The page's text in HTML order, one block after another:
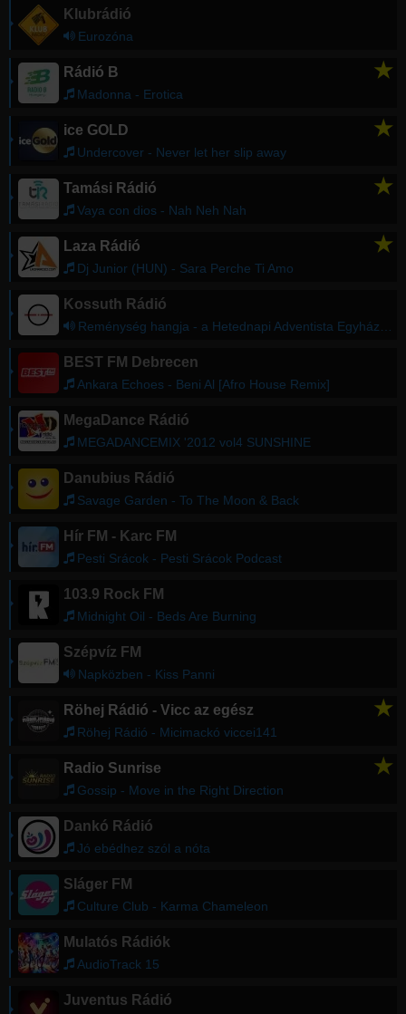
Klubrádió
Eurozóna
Rádió B ★
Madonna - Erotica
ice GOLD ★
Undercover - Never let her slip away
Tamási Rádió ★
Vaya con dios - Nah Neh Nah
Laza Rádió ★
Dj Junior (HUN) - Sara Perche Ti Amo
Kossuth Rádió
Reménység hangja - a Hetednapi Adventista Egyház félórája
BEST FM Debrecen
Ankara Echoes - Beni Al [Afro House Remix]
MegaDance Rádió
MEGADANCEMIX '2012 vol4 SUNSHINE
Danubius Rádió
Savage Garden - To The Moon & Back
Hír FM - Karc FM
Pesti Srácok - Pesti Srácok Podcast
103.9 Rock FM
Midnight Oil - Beds Are Burning
Szépvíz FM
Napközben - Kiss Panni
Röhej Rádió - Vicc az egész ★
Röhej Rádió - Micimackó viccei141
Radio Sunrise ★
Gossip - Move in the Right Direction
Dankó Rádió
Jó ebédhez szól a nóta
Sláger FM
Culture Club - Karma Chameleon
Mulatós Rádiók
AudioTrack 15
Juventus Rádió